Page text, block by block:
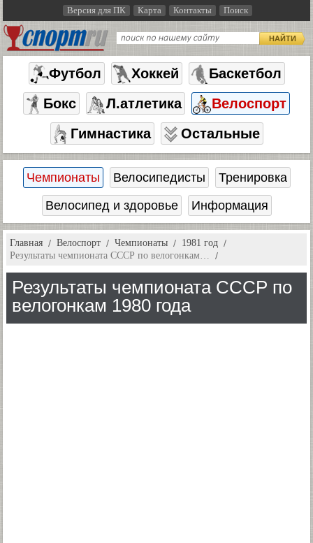
Версия для ПК Карта Контакты Поиск
НАЙТИ
Футбол Хоккей
Баскетбол
Бокс
Л.атлетика
Велоспорт
Гимнастика
Остальные
Чемпионаты Велосипедисты
Тренировка
Велосипед и здоровье
Информация
Главная Велоспорт Чемпионаты
1981 год
Результаты чемпионата СССР по велогонкам…
Результаты чемпионата СССР по
велогонкам 1980 года